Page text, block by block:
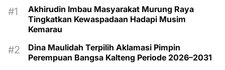
Akhirudin Imbau Masyarakat Murung Raya
Tingkatkan Kewaspadaan Hadapi Musim
Kemarau
Dina Maulidah Terpilih Aklamasi Pimpin
Perempuan Bangsa Kalteng Periode 2026–2031